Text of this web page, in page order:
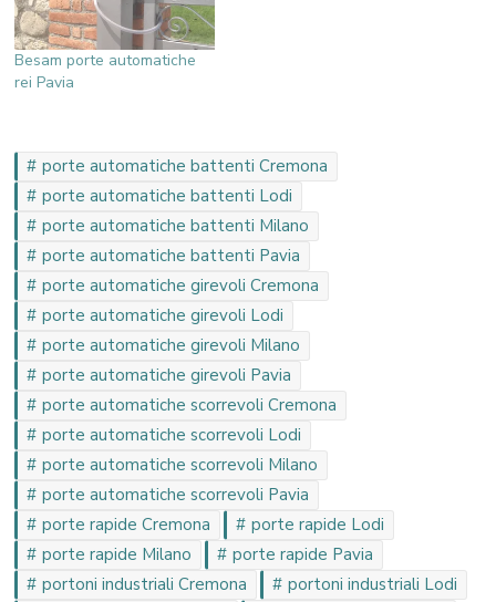
Besam porte automatiche
rei Pavia
porte automatiche battenti Cremona
porte automatiche battenti Lodi
porte automatiche battenti Milano
porte automatiche battenti Pavia
porte automatiche girevoli Cremona
porte automatiche girevoli Lodi
porte automatiche girevoli Milano
porte automatiche girevoli Pavia
porte automatiche scorrevoli Cremona
porte automatiche scorrevoli Lodi
porte automatiche scorrevoli Milano
porte automatiche scorrevoli Pavia
porte rapide Cremona
porte rapide Lodi
porte rapide Milano
porte rapide Pavia
portoni industriali Cremona
portoni industriali Lodi